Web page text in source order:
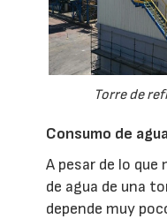
Torre de
Consumo de
A pesar de lo
de agua de una
depende muy